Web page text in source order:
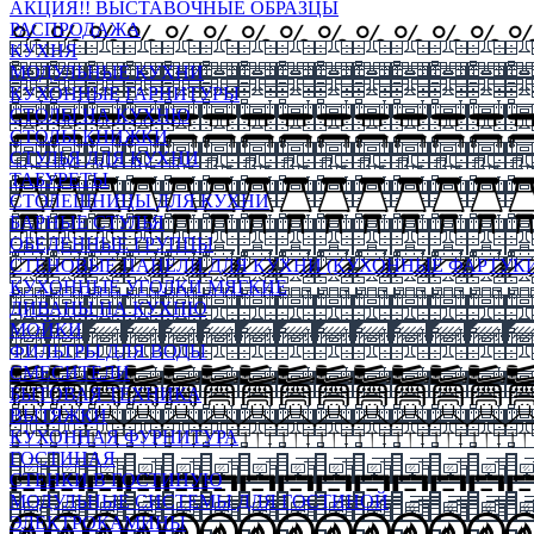
АКЦИЯ!! ВЫСТАВОЧНЫЕ ОБРАЗЦЫ
РАСПРОДАЖА
КУХНЯ
МОДУЛЬНЫЕ КУХНИ
КУХОННЫЕ ГАРНИТУРЫ
СТОЛЫ НА КУХНЮ
СТОЛЫ КНИЖКИ
СТУЛЬЯ ДЛЯ КУХНИ
ТАБУРЕТЫ
СТОЛЕШНИЦЫ ДЛЯ КУХНИ
БАРНЫЕ СТУЛЬЯ
ОБЕДЕННЫЕ ГРУППЫ
СТЕНОВЫЕ ПАНЕЛИ ДЛЯ КУХНИ (КУХОННЫЕ
КУХОННЫЕ УГОЛКИ МЯГКИЕ
ДИВАНЫ НА КУХНЮ
МОЙКИ
ФИЛЬТРЫ ДЛЯ ВОДЫ
СМЕСИТЕЛИ
БЫТОВАЯ ТЕХНИКА
ВЫТЯЖКИ
КУХОННАЯ ФУРНИТУРА
ГОСТИНАЯ
СТЕНКИ В ГОСТИНУЮ
МОДУЛЬНЫЕ СИСТЕМЫ ДЛЯ ГОСТИНОЙ
ЭЛЕКТРОКАМИНЫ